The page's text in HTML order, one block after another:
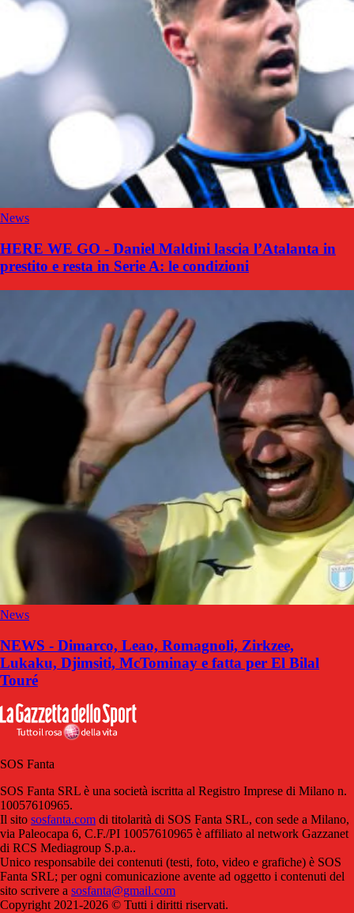
News
HERE WE GO - Daniel Maldini lascia l’Atalanta in
prestito e resta in Serie A: le condizioni
News
NEWS - Dimarco, Leao, Romagnoli, Zirkzee,
Lukaku, Djimsiti, McTominay e fatta per El Bilal
Touré
SOS Fanta
SOS Fanta SRL è una società iscritta al Registro Imprese di Milano n.
10057610965.
Il sito sosfanta.com di titolarità di SOS Fanta SRL, con sede a Milano,
via Paleocapa 6, C.F./PI 10057610965 è affiliato al network Gazzanet
di RCS Mediagroup S.p.a..
Unico responsabile dei contenuti (testi, foto, video e grafiche) è SOS
Fanta SRL; per ogni comunicazione avente ad oggetto i contenuti del
sito scrivere a sosfanta@gmail.com
Copyright 2021-2026 © Tutti i diritti riservati.